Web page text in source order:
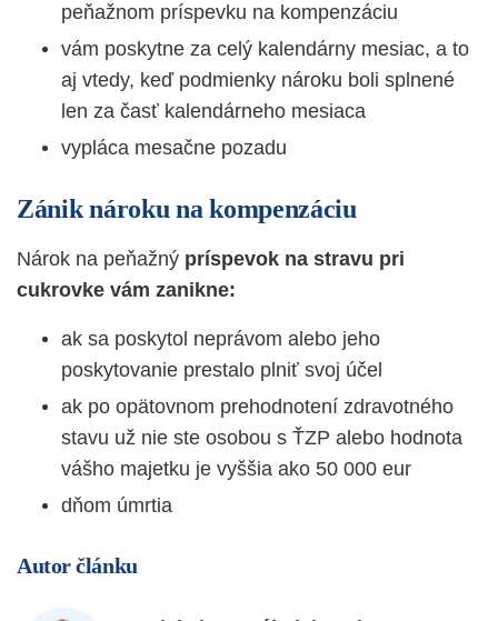
peňažnom príspevku na kompenzáciu
vám poskytne za celý kalendárny mesiac, a to
aj vtedy, keď podmienky nároku boli splnené
len za časť kalendárneho mesiaca
vypláca mesačne pozadu
Zánik nároku na kompenzáciu
Nárok na peňažný príspevok na stravu pri
cukrovke vám zanikne:
ak sa poskytol neprávom alebo jeho
poskytovanie prestalo plniť svoj účel
ak po opätovnom prehodnotení zdravotného
stavu už nie ste osobou s ŤZP alebo hodnota
vášho majetku je vyššia ako 50 000 eur
dňom úmrtia
Autor článku